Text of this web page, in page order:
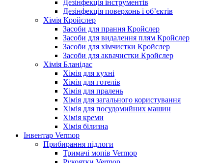
Дезінфекція інструментів
Дезінфекція поверхонь і об’єктів
Хімія Кройслер
Засоби для прання Кройслер
Засоби для видалення плям Кройслер
Засоби для хімчистки Кройслер
Засоби для аквачистки Кройслер
Хімія Бланідас
Хімія для кухні
Хімія для готелів
Хімія для пралень
Хімія для загального користування
Хімія для посудомийних машин
Хімія креми
Хімія білизна
Інвентар Vermop
Прибирання підлоги
Тримачі мопів Vermop